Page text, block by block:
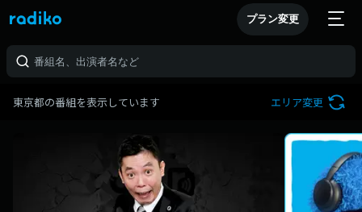
プラン変更
東京都の番組を表示しています エリア変更